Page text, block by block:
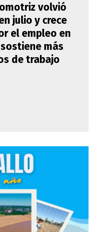
volvió
julio y crece
el empleo en
más
de trabajo